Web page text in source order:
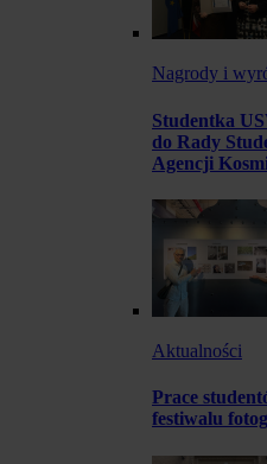
Nagrody i
Studentka
do Rady
Agencji
Aktualności
Prace
festiwalu